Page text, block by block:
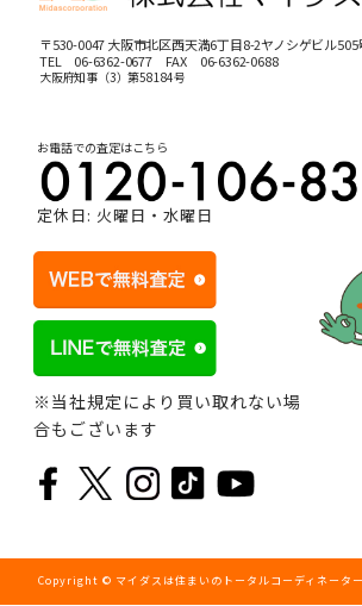
〒530-0047 大阪市北区西天満6丁目8-2ヤノシゲビル505
TEL 06-6362-0677FAX 06-6362-0688
大阪府知事（3）第58184号
お電話での査定はこちら
定休日: 火曜日・水曜日
※当社規定により買い取れない場
合もございます
Copyright © マイダスは住まいのトータルコーディネー